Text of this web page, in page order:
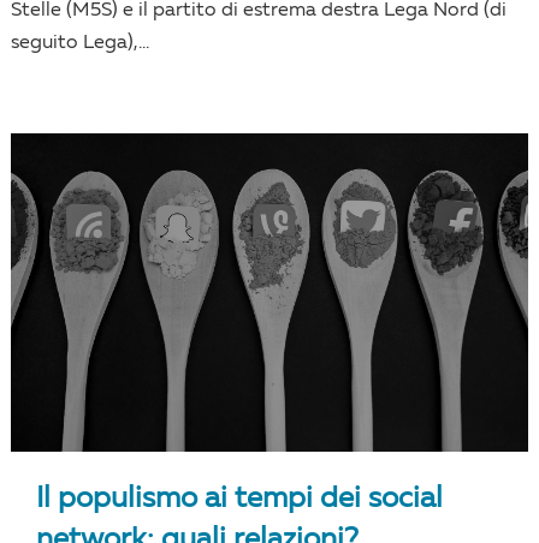
Stelle (M5S) e il partito di estrema destra Lega Nord (di
seguito Lega),...
Il populismo ai tempi dei social